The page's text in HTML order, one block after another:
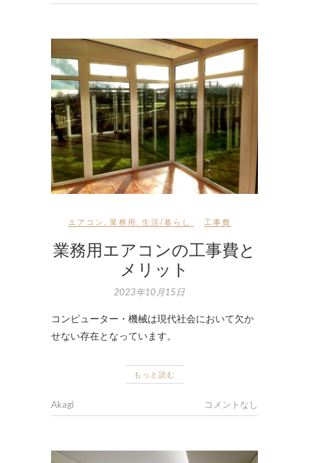
エアコン 業務用 生活/暮らし 工事費
業務用エアコンの工事費と
メリット
2023年10月15日
コンピューター・機械は現代社会において欠か
せない存在となっています。
もっと読む
Akagi コメントなし